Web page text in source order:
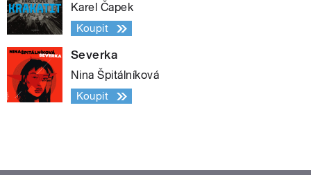
Karel Čapek
Koupit
Severka
Nina Špitálníková
Koupit